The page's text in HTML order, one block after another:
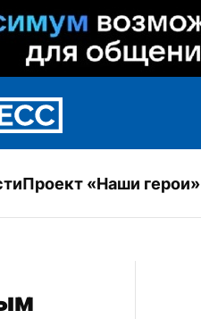
Проект «Наши герои»